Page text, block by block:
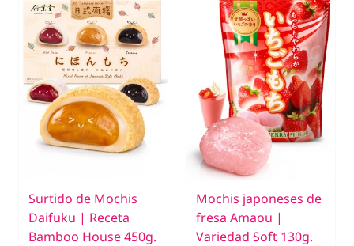
Surtido de Mochis
Daifuku | Receta
Bamboo House 450g.
Mochis japoneses de
fresa Amaou |
Variedad Soft 130g.